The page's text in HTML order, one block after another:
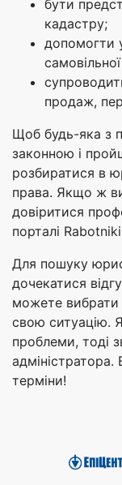
бути
кадастру;
допомогти
продаж,
Щоб будь-яка з
законною і
розбиратися в
права. Якщо ж
довіритися
порталі
Для пошуку
дочекатися
можете вибрати
свою ситуацію.
проблеми, тоді
терміни!